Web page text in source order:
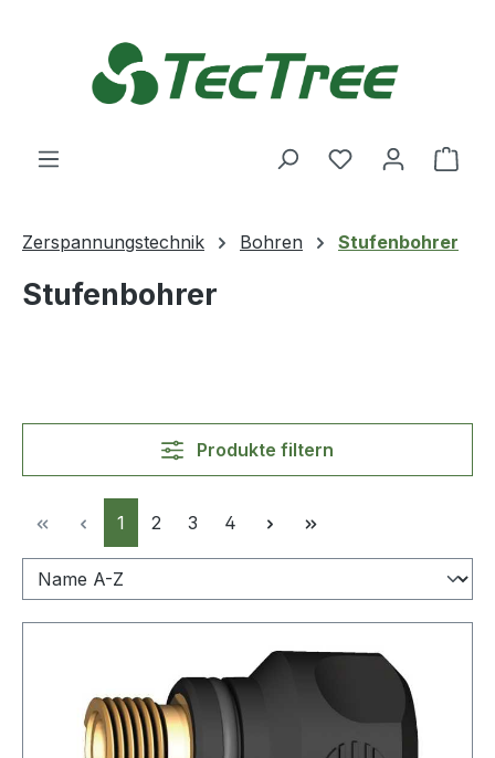
Du hast 0
Zerspannungstechnik Bohren Stufenbohrer
Stufenbohrer
Produkte filtern
Seite
1 Seite
2 Seite
3 Seite
4